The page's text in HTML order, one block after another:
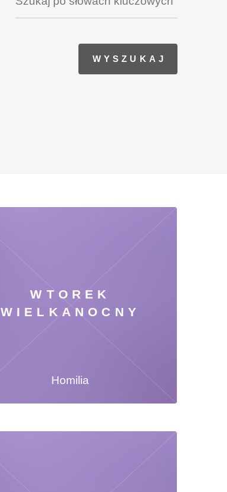
WTOREK
WIELKANOCNY
Homilia